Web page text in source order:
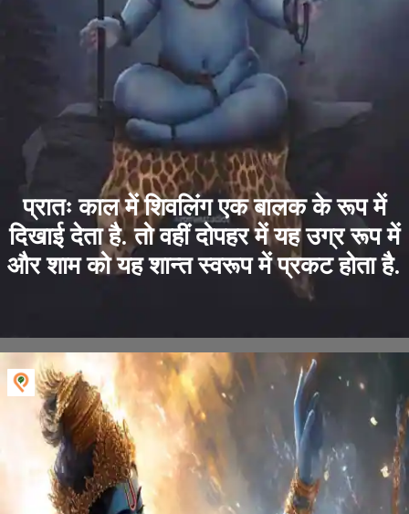
प्रातः काल में शिवलिंग एक बालक के रूप में
दिखाई देता है. तो वहीं दोपहर में यह उग्र रूप में
और शाम को यह शान्त स्वरूप में प्रकट होता है.